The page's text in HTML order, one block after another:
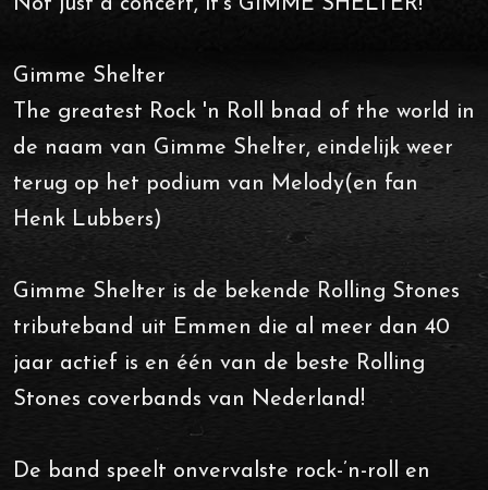
Gimme Shelter
The greatest Rock 'n Roll bnad of the world in
de naam van Gimme Shelter, eindelijk weer
terug op het podium van Melody(en fan
Henk Lubbers)
Gimme Shelter is de bekende Rolling Stones
tributeband uit Emmen die al meer dan 40
jaar actief is en één van de beste Rolling
Stones coverbands van Nederland!
De band speelt onvervalste rock-’n-roll en